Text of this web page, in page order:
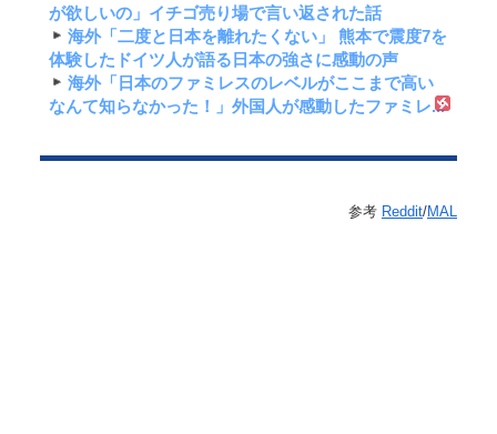
が欲しいの」イチゴ売り場で言い返された話
海外「二度と日本を離れたくない」 熊本で震度7を
体験したドイツ人が語る日本の強さに感動の声
海外「日本のファミレスのレベルがここまで高い
なんて知らなかった！」外国人が感動したファミレ...
参考 Reddit/MAL